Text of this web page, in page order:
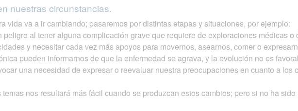
nuestras circunstancias.
vida va a ir cambiando; pasaremos por distintas etapas y situaciones, por ejemplo:
al tener alguna complicación grave que requiere de exploraciones médicas o
y necesitar cada vez más apoyos para movernos, asearnos, comer o
pueden informarnos de que la enfermedad se agrava, y la evolución no es
una necesidad de expresar o reevaluar nuestra preocupaciones en cuanto a los
nos resultará más fácil cuando se produzcan estos cambios; pero si no ha